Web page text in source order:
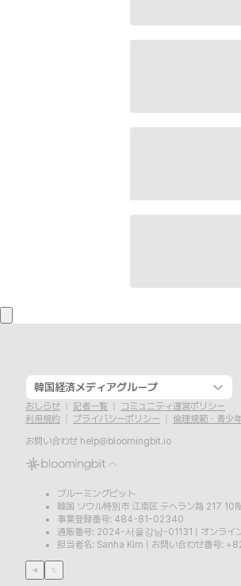
韓国経済メディアグループ
おしらせ 記者一覧
コミュニティ運営ポリシー
利用規約
プライバシーポリシー
倫理規範・青少
お問い合わせ help@bloomingbit.io
ブルーミングビット
韓国 ソウル特別市 江南区 テヘラン路 217 10
事業登録番号: 484-81-02340
通販番号: 2024-서울강남-01131
オンライ
担当者名: Sanha Kim
お問い合わせ番号: